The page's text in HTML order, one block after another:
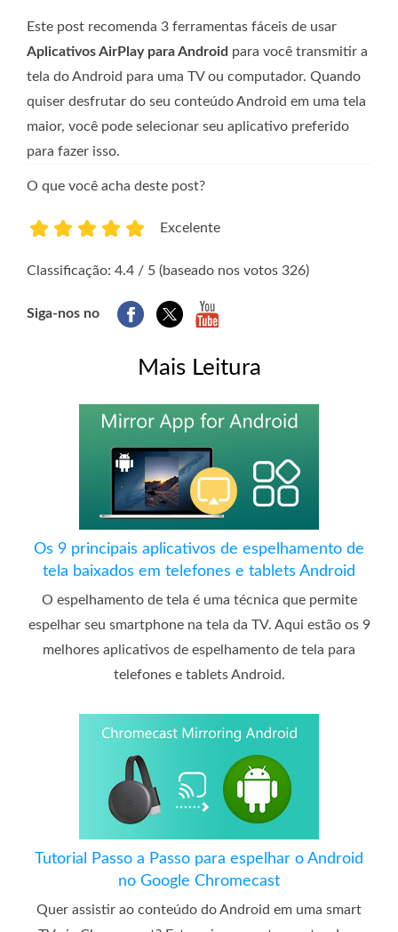
Este post recomenda 3 ferramentas fáceis de usar
Aplicativos AirPlay para Android para você transmitir a
tela do Android para uma TV ou computador. Quando
quiser desfrutar do seu conteúdo Android em uma tela
maior, você pode selecionar seu aplicativo preferido
para fazer isso.
O que você acha deste post?
Excelente
Classificação: 4.4 / 5 (baseado nos votos 326)
Siga-nos no
Mais Leitura
Os 9 principais aplicativos de espelhamento de
tela baixados em telefones e tablets Android
O espelhamento de tela é uma técnica que permite
espelhar seu smartphone na tela da TV. Aqui estão os 9
melhores aplicativos de espelhamento de tela para
telefones e tablets Android.
Tutorial Passo a Passo para espelhar o Android
no Google Chromecast
Quer assistir ao conteúdo do Android em uma smart